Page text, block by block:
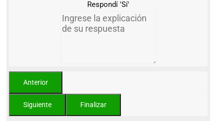
Respondí 'Sí'